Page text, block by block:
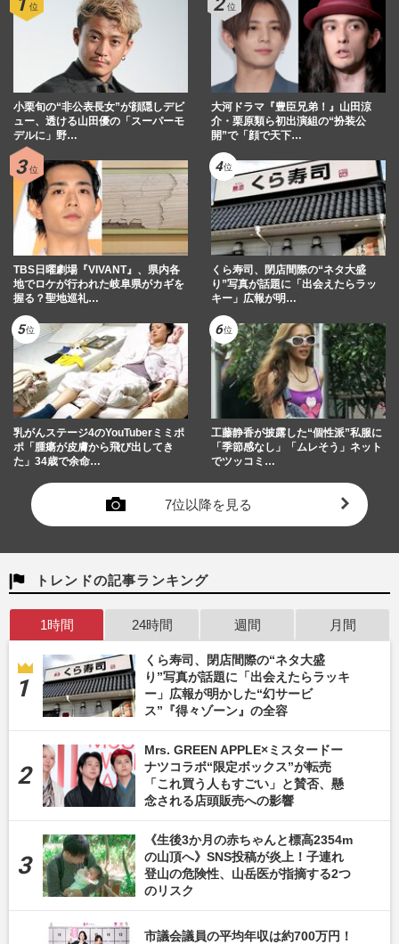
小栗旬の“非公表長女”が顔隠しデビ
ュー、透ける山田優の「スーパーモ
デルに」野…
大河ドラマ『豊臣兄弟！』山田涼
介・栗原類ら初出演組の“扮装公
開”で「顔で天下…
TBS日曜劇場『VIVANT』、県内各
地でロケが行われた岐阜県がカギを
握る？聖地巡礼…
くら寿司、閉店間際の“ネタ大盛
り”写真が話題に「出会えたらラッ
キー」広報が明…
乳がんステージ4のYouTuberミミポ
ポ「腫瘍が皮膚から飛び出してき
た」34歳で余命…
工藤静香が披露した“個性派”私服に
「季節感なし」「ムレそう」ネット
でツッコミ…
7位以降を見る
トレンドの記事ランキング
1時間 24時間 週間 月間
くら寿司、閉店間際の“ネタ大盛
り”写真が話題に「出会えたらラッキ
ー」広報が明かした“幻サービ
ス”『得々ゾーン』の全容
Mrs. GREEN APPLE×ミスタードー
ナツコラボ“限定ボックス”が転売
「これ買う人もすごい」と賛否、懸
念される店頭販売への影響
《生後3か月の赤ちゃんと標高2354m
の山頂へ》SNS投稿が炎上！子連れ
登山の危険性、山岳医が指摘する2つ
のリスク
市議会議員の平均年収は約700万円！